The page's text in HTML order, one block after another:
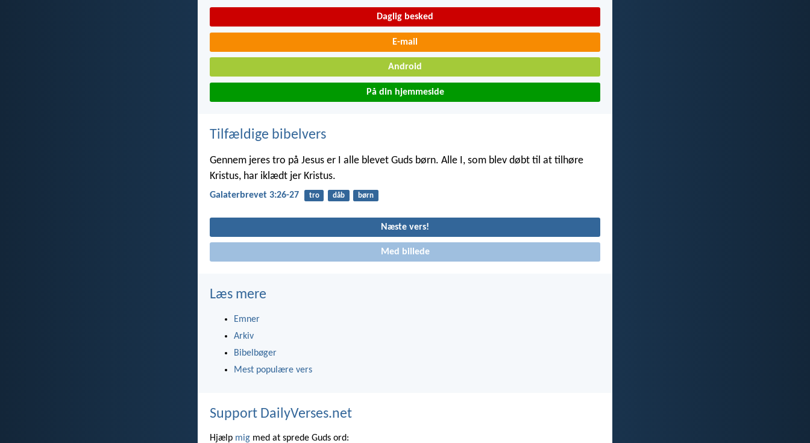
Daglig besked
E-mail
Android
På din hjemmeside
Tilfældige bibelvers
Gennem jeres tro på Jesus er I alle blevet Guds børn. Alle I, som blev døbt til at tilhøre
Kristus, har iklædt jer Kristus.
Galaterbrevet 3:26-27 tro dåb børn
Næste vers!
Med billede
Læs mere
Emner
Arkiv
Bibelbøger
Mest populære vers
Support DailyVerses.net
Hjælp mig med at sprede Guds ord: